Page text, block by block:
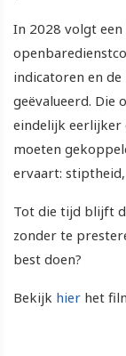
In 2028 volgt
indicatoren en
geëvalueerd. Die
eindelijk eerlijker
moeten
ervaart:
Tot die tijd blijft
zonder te
best doen?
Bekijk hier het